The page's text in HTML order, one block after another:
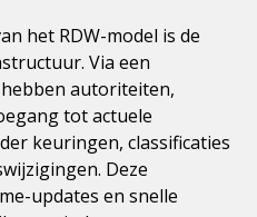
het RDW-model is de
Via een
autoriteiten,
tot actuele
keuringen, classificaties
Deze
updates en snelle